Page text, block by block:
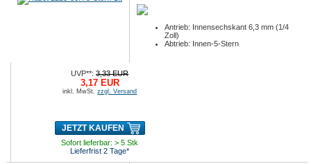
Antrieb: Innensechskant 6,3 mm (1/4
Zoll)
Abtrieb: Innen-5-Stern
UVP**:3,33 EUR
3,17 EUR
inkl. MwSt.zzgl. Versand
JETZT KAUFEN
Sofort lieferbar: > 5 Stk
Lieferfrist 2 Tage*